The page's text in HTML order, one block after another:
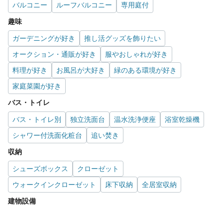
バルコニー ルーフバルコニー 専用庭付
趣味
ガーデニングが好き
推し活グッズを飾りたい
オークション・通販が好き
服やおしゃれが好き
料理が好き
お風呂が大好き
緑のある環境が好き
家庭菜園が好き
バス・トイレ
バス・トイレ別 独立洗面台 温水洗浄便座
浴室乾燥機
シャワー付洗面化粧台
追い焚き
収納
シューズボックス
クローゼット
ウォークインクローゼット
床下収納 全居室収納
建物設備